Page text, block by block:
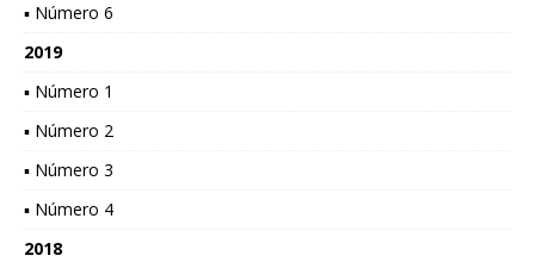
▪ Número 6
2019
▪ Número 1
▪ Número 2
▪ Número 3
▪ Número 4
2018